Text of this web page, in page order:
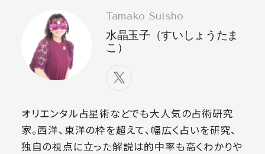
Tamako Suisho
水晶玉子（すいしょうたま
こ）
オリエンタル占星術などでも大人気の占術研究
家。西洋、東洋の枠を超えて、幅広く占いを研究、
独自の視点に立った解説は的中率も高くわかりや